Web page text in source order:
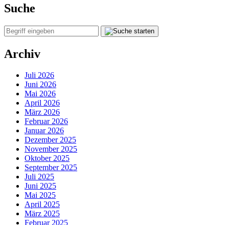
Suche
Archiv
Juli 2026
Juni 2026
Mai 2026
April 2026
März 2026
Februar 2026
Januar 2026
Dezember 2025
November 2025
Oktober 2025
September 2025
Juli 2025
Juni 2025
Mai 2025
April 2025
März 2025
Februar 2025